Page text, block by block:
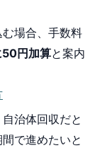
場合、手数料
円加算と案内
治体回収だと
で進めたいと